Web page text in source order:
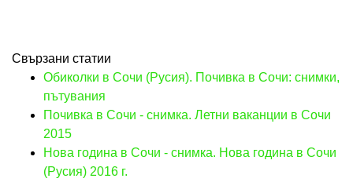
Свързани статии
Обиколки в Сочи (Русия). Почивка в Сочи: снимки,
пътувания
Почивка в Сочи - снимка. Летни ваканции в Сочи
2015
Нова година в Сочи - снимка. Нова година в Сочи
(Русия) 2016 г.